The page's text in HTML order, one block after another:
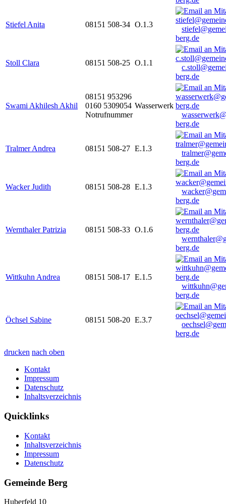
Stiefel Anita 08151 508-34 O.1.3
berg.de
Stoll Clara 08151 508-25 O.1.1
berg.de
Swami Akhilesh Akhil
08151 953296
0160 5309054
Notrufnummer
Wasserwerk
berg.de
Tralmer Andrea 08151 508-27 E.1.3
berg.de
Wacker Judith 08151 508-28 E.1.3
berg.de
Wernthaler Patrizia 08151 508-33 O.1.6
berg.de
Wittkuhn Andrea 08151 508-17 E.1.5
berg.de
Öchsel Sabine 08151 508-20 E.3.7
berg.de
drucken nach oben
Kontakt
Impressum
Datenschutz
Inhaltsverzeichnis
Quicklinks
Kontakt
Inhaltsverzeichnis
Impressum
Datenschutz
Gemeinde Berg
Huberfeld 10